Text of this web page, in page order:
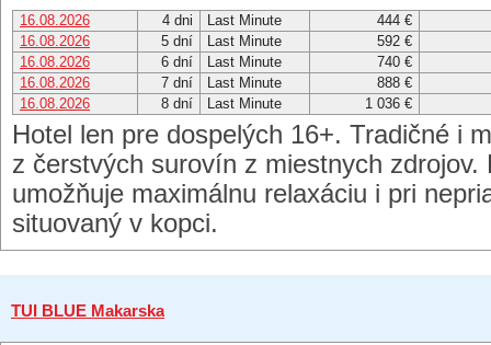
16.08.2026 4 dni Last Minute
444 €
16.08.2026
5 dní Last Minute
592 €
16.08.2026
6 dní Last Minute
740 €
16.08.2026
7 dní Last Minute
888 €
16.08.2026
8 dní Last Minute 1 036 €
Hotel len pre dospelých 16+. Tradičné i
z čerstvých surovín z miestnych zdrojov.
umožňuje maximálnu relaxáciu i pri
situovaný v kopci.
TUI BLUE Makarska